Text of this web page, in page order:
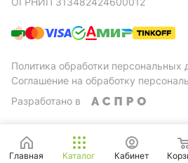
Политика обработки персональных
Соглашение на обработку
Разработано в
Главная Каталог Кабинет